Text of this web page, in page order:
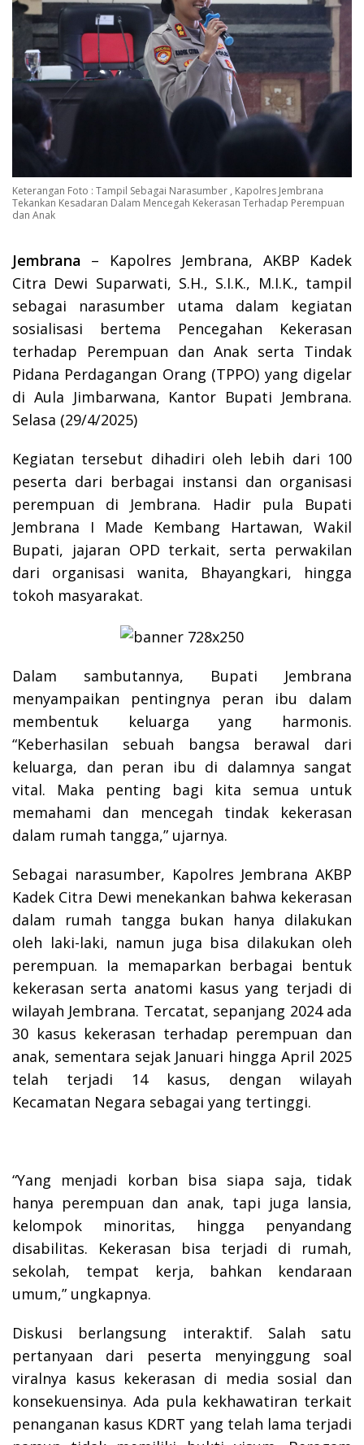
Keterangan Foto : Tampil Sebagai Narasumber , Kapolres Jembrana
Tekankan Kesadaran Dalam Mencegah Kekerasan Terhadap Perempuan
dan Anak
Jembrana – Kapolres Jembrana, AKBP Kadek
Citra Dewi Suparwati, S.H., S.I.K., M.I.K., tampil
sebagai narasumber utama dalam kegiatan
sosialisasi bertema Pencegahan Kekerasan
terhadap Perempuan dan Anak serta Tindak
Pidana Perdagangan Orang (TPPO) yang digelar
di Aula Jimbarwana, Kantor Bupati Jembrana.
Selasa (29/4/2025)
Kegiatan tersebut dihadiri oleh lebih dari 100
peserta dari berbagai instansi dan organisasi
perempuan di Jembrana. Hadir pula Bupati
Jembrana I Made Kembang Hartawan, Wakil
Bupati, jajaran OPD terkait, serta perwakilan
dari organisasi wanita, Bhayangkari, hingga
tokoh masyarakat.
Dalam sambutannya, Bupati Jembrana
menyampaikan pentingnya peran ibu dalam
membentuk keluarga yang harmonis.
“Keberhasilan sebuah bangsa berawal dari
keluarga, dan peran ibu di dalamnya sangat
vital. Maka penting bagi kita semua untuk
memahami dan mencegah tindak kekerasan
dalam rumah tangga,” ujarnya.
Sebagai narasumber, Kapolres Jembrana AKBP
Kadek Citra Dewi menekankan bahwa kekerasan
dalam rumah tangga bukan hanya dilakukan
oleh laki-laki, namun juga bisa dilakukan oleh
perempuan. Ia memaparkan berbagai bentuk
kekerasan serta anatomi kasus yang terjadi di
wilayah Jembrana. Tercatat, sepanjang 2024 ada
30 kasus kekerasan terhadap perempuan dan
anak, sementara sejak Januari hingga April 2025
telah terjadi 14 kasus, dengan wilayah
Kecamatan Negara sebagai yang tertinggi.
“Yang menjadi korban bisa siapa saja, tidak
hanya perempuan dan anak, tapi juga lansia,
kelompok minoritas, hingga penyandang
disabilitas. Kekerasan bisa terjadi di rumah,
sekolah, tempat kerja, bahkan kendaraan
umum,” ungkapnya.
Diskusi berlangsung interaktif. Salah satu
pertanyaan dari peserta menyinggung soal
viralnya kasus kekerasan di media sosial dan
konsekuensinya. Ada pula kekhawatiran terkait
penanganan kasus KDRT yang telah lama terjadi